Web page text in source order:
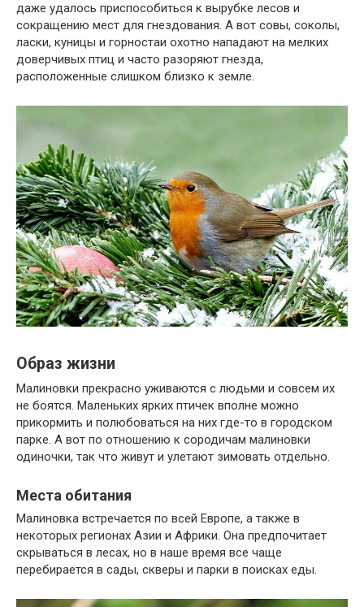
даже удалось приспособиться к вырубке лесов и
сокращению мест для гнездования. А вот совы, соколы,
ласки, куницы и горностаи охотно нападают на мелких
доверчивых птиц и часто разоряют гнезда,
расположенные слишком близко к земле.
Образ жизни
Малиновки прекрасно уживаются с людьми и совсем их
не боятся. Маленьких ярких птичек вполне можно
прикормить и полюбоваться на них где-то в городском
парке. А вот по отношению к сородичам малиновки
одиночки, так что живут и улетают зимовать отдельно.
Места обитания
Малиновка встречается по всей Европе, а также в
некоторых регионах Азии и Африки. Она предпочитает
скрываться в лесах, но в наше время все чаще
перебирается в сады, скверы и парки в поисках еды.